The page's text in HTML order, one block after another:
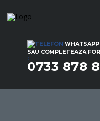
WHATSAPP
SAU COMPLETEAZA
:
0733 878